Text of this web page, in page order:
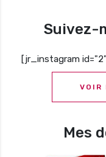
Suivez-
[jr_instagram
VOIR
Mes